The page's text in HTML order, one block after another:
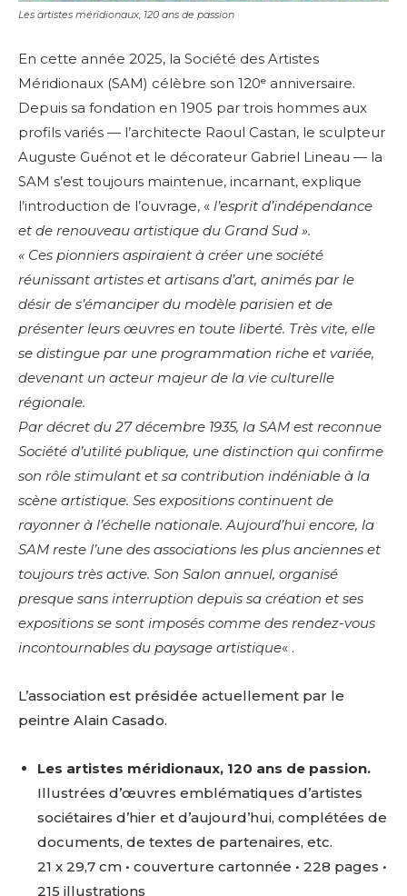
Les artistes méridionaux, 120 ans de passion
En cette année 2025, la Société des Artistes
Méridionaux (SAM) célèbre son 120ᵉ anniversaire.
Depuis sa fondation en 1905 par trois hommes aux
profils variés — l’architecte Raoul Castan, le sculpteur
Auguste Guénot et le décorateur Gabriel Lineau — la
SAM s’est toujours maintenue, incarnant, explique
l’introduction de l’ouvrage, « l’esprit d’indépendance
et de renouveau artistique du Grand Sud ».
« Ces pionniers aspiraient à créer une société
réunissant artistes et artisans d’art, animés par le
désirde s’émanciper du modèle parisien et de
présenter leurs œuvres en toute liberté. Très vite, elle
se distingue par une programmation riche et variée,
devenant un acteur majeur de la vie culturelle
régionale.
Par décret du 27 décembre 1935, la SAM est reconnue
Société d’utilité publique, une distinction qui confirme
son rôle stimulant et sa contribution indéniable à la
scène artistique. Ses expositions continuent de
rayonner à l’échelle nationale. Aujourd’hui encore, la
SAM reste l’une des associations les plus anciennes et
toujours très active. Son Salon annuel, organisé
presque sans interruption depuis sa création et ses
expositions se sont imposés comme des rendez-vous
incontournables du paysage artistique« .
L’association est présidée actuellement par le
peintre Alain Casado.
Les artistes méridionaux, 120 ans de passion.
Illustrées d’œuvres emblématiques d’artistes
sociétaires d’hier et d’aujourd’hui, complétées de
documents, de textes de partenaires, etc.
21 x 29,7 cm • couverture cartonnée • 228 pages •
215 illustrations